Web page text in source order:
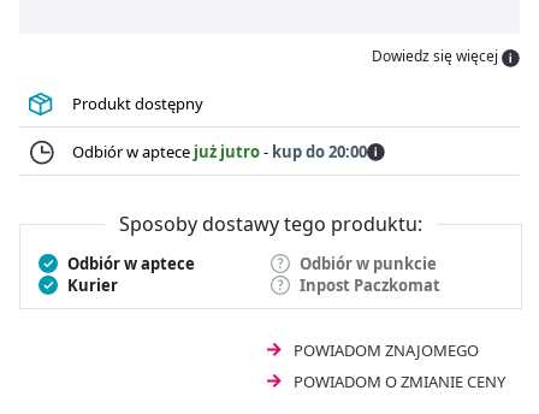
Dowiedz się więcej
Produkt dostępny
Odbiór w aptece już jutro- kup do 20:00
Sposoby dostawy tego produktu:
Odbiór w aptece
Odbiór w punkcie
Kurier
Inpost Paczkomat
POWIADOM ZNAJOMEGO
POWIADOM O ZMIANIE CENY